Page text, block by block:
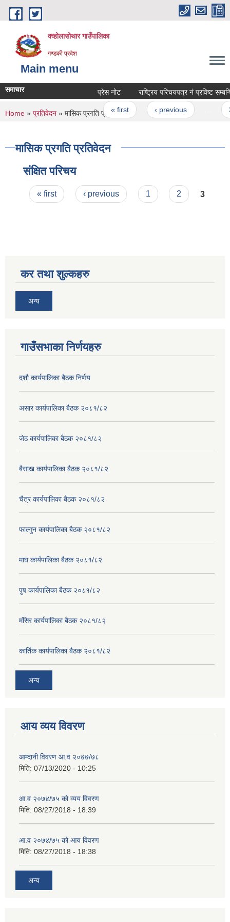
Skip to main content
क्व्होलासोथार गाउँपालिका
गण्डकी प्रदेश
Main menu
समाचार प्रेस नोट राष्ट्रिय परिचयपत्र नं प्रविष्ट सम्बन्धि
Pages
« first ‹ previous
You are here
Home » प्रतिवेदन » मासिक प्रगति प्रतिवेदन
मासिक प्रगति प्रतिवेदन
संक्षित परिचय
Pages
« first ‹ previous 1 2 3
कर तथा शुल्कहरु
अन्य
गाउँसभाका निर्णयहरु
दशौ कार्यपालिका बैठक निर्णय
असार कार्यपालिका बैठक २०८१/८२
जेठ कार्यपालिका बैठक २०८१/८२
बैसाख कार्यपालिका बैठक २०८१/८२
चैत्र कार्यपालिका बैठक २०८१/८२
फाल्गुन कार्यपालिका बैठक २०८१/८२
माघ कार्यपालिका बैठक २०८१/८२
पुष कार्यपालिका बैठक २०८१/८२
मंसिर कार्यपालिका बैठक २०८१/८२
कार्तिक कार्यपालिका बैठक २०८१/८२
अन्य
आय व्यय विवरण
आम्दानी विवरण आ.व २०७७/७८
मिति: 07/13/2020 - 10:25
आ.व २०७४/७५ को व्यय विवरण
मिति: 08/27/2018 - 18:39
आ.व २०७४/७५ को आय विवरण
मिति: 08/27/2018 - 18:38
अन्य